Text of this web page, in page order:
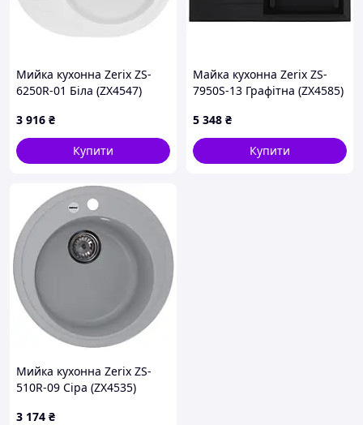
Мийка кухонна Zerix ZS-
6250R-01 Біла (ZX4547)
3 916 ₴
Купити
Майка кухонна Zerix ZS-
7950S-13 Графітна (ZX4585)
5 348 ₴
Купити
Мийка кухонна Zerix ZS-
510R-09 Сіра (ZX4535)
3 174 ₴